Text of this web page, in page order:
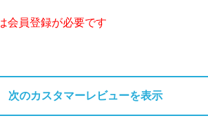
会員登録が必要です
次のカスタマーレビューを表示